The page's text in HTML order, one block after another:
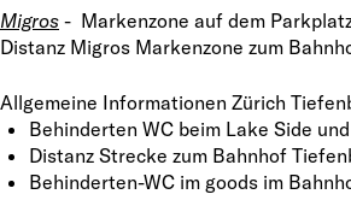
Migros - Markenzone auf dem
Distanz Migros Markenzone zum
Allgemeine Informationen Zürich
Behinderten WC beim Lake Side
Distanz Strecke zum Bahnhof
Behinderten-WC im goods im